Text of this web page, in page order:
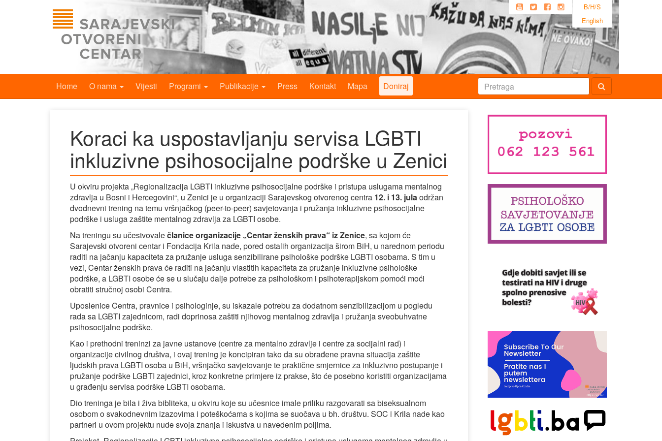
B/H/S
English
Home O nama Vijesti Programi Publikacije Press Kontakt Mapa Doniraj
Koraci ka uspostavljanju servisa LGBTI
inkluzivne psihosocijalne podrške u Zenici
U okviru projekta „Regionalizacija LGBTI inkluzivne psihosocijalne podrške i pristupa uslugama mentalnog
zdravlja u Bosni i Hercegovini“, u Zenici je u organizaciji Sarajevskog otvorenog centra 12. i 13. julaodržan
dvodnevni trening na temu vršnjačkog (peer-to-peer) savjetovanja i pružanja inkluzivne psihosocijalne
podrške i usluga zaštite mentalnog zdravlja za LGBTI osobe.
Na treningu su učestvovalečlanice organizacije „Centar ženskih prava“ iz Zenice, sa kojom će
Sarajevski otvoreni centar i Fondacija Krila nade, pored ostalih organizacija širom BiH, u narednom periodu
raditi na jačanju kapaciteta za pružanje usluga senzibilirane psihološke podrške LGBTI osobama. S tim u
vezi, Centar ženskih prava će raditi na jačanju vlastitih kapaciteta za pružanje inkluzivne psihološke
podrške, a LGBTI osobe će se u slučaju dalje potrebe za psihološkom i psihoterapijskom pomoći moći
obratiti stručnoj osobi Centra.
Uposlenice Centra, pravnice i psihologinje, su iskazale potrebu za dodatnom senzibilizacijom u pogledu
rada sa LGBTI zajednicom, radi doprinosa zaštiti njihovog mentalnog zdravlja i pružanja sveobuhvatne
psihosocijalne podrške.
Kao i prethodni treninzi za javne ustanove (centre za mentalno zdravlje i centre za socijalni rad) i
organizacije civilnog društva, i ovaj trening je koncipiran tako da su obrađene pravna situacija zaštite
ljudskih prava LGBTI osoba u BiH, vršnjačko savjetovanje te praktične smjernice za inkluzivno postupanje i
pružanje podrške LGBTI zajednici, kroz konkretne primjere iz prakse, što će posebno koristiti organizacijama
u građenju servisa podrške LGBTI osobama.
Dio treninga je bila i živa bibliteka, u okviru koje su učesnice imale priliku razgovarati sa biseksualnom
osobom o svakodnevnim izazovima i poteškoćama s kojima se suočava u bh. društvu. SOC i Krila nade kao
partneri u ovom projektu nude svoja znanja i iskustva u navedenim poljima.